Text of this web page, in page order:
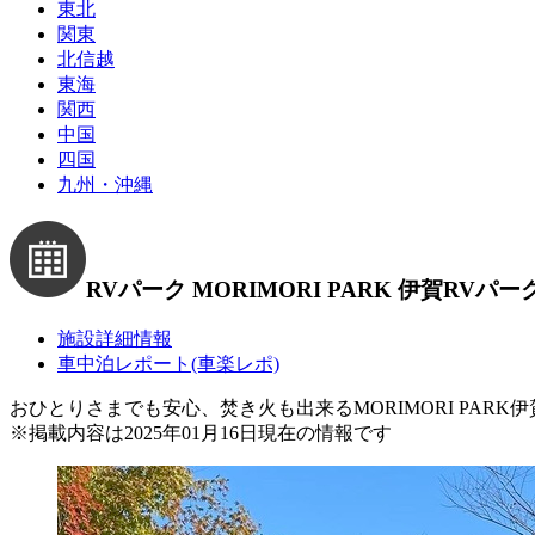
東北
関東
北信越
東海
関西
中国
四国
九州・沖縄
RVパーク MORIMORI PARK 伊賀RVパー
施設詳細情報
車中泊レポート(車楽レポ)
おひとりさまでも安心、焚き火も出来るMORIMORI PARK伊
※掲載内容は2025年01月16日現在の情報です